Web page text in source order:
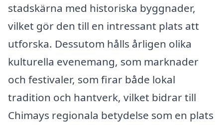
stadskärna med historiska byggnader,
vilket gör den till en intressant plats att
utforska. Dessutom hålls årligen olika
kulturella evenemang, som marknader
och festivaler, som firar både lokal
tradition och hantverk, vilket bidrar till
Chimays regionala betydelse som en plats